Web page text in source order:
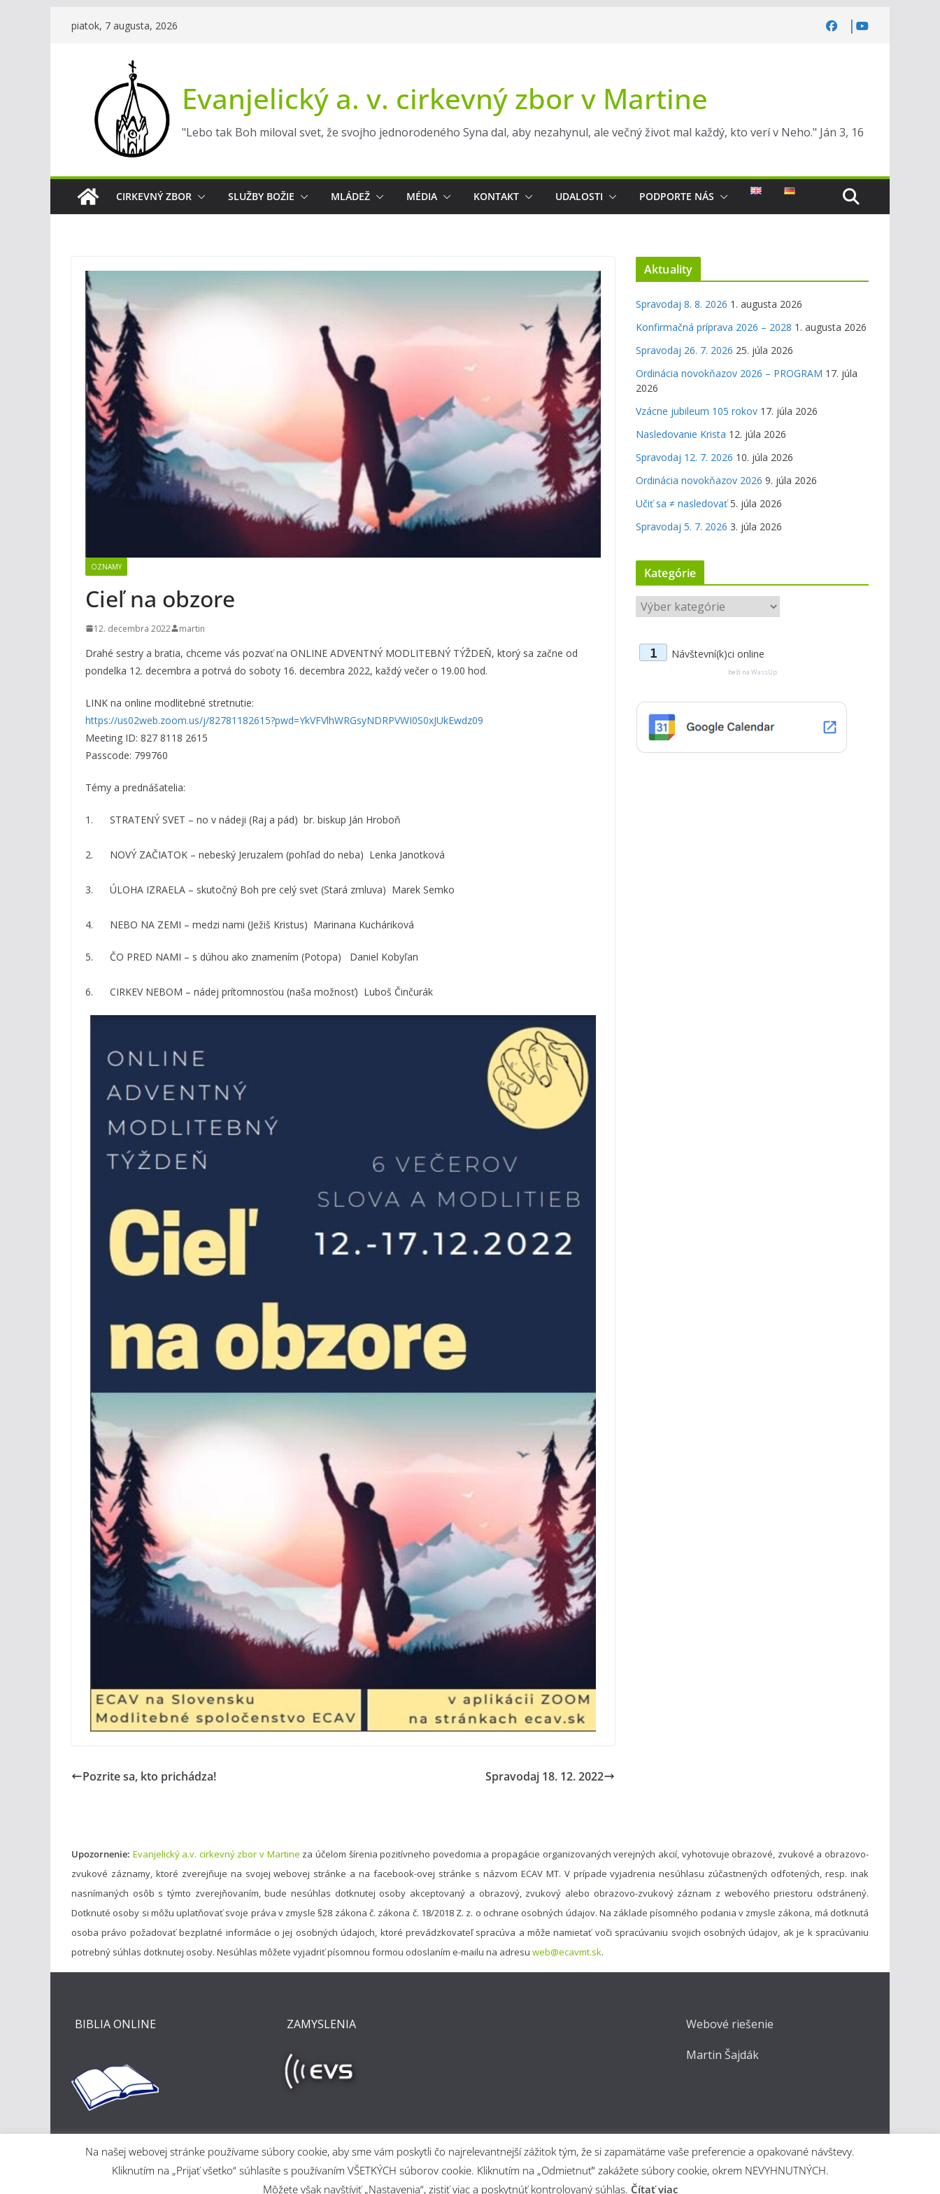
piatok, 7 augusta, 2026
Evanjelický a. v. cirkevný zbor v Martine
"Lebo tak Boh miloval svet, že svojho jednorodeného Syna dal, aby nezahynul, ale večný život mal každý, kto verí v Neho." Ján 3, 16
CIRKEVNÝ ZBOR SLUŽBY BOŽIE MLÁDEŽ MÉDIA KONTAKT UDALOSTI PODPORTE NÁS
OZNAMY
Cieľ na obzore
12. decembra 2022 martin
Drahé sestry a bratia, chceme vás pozvať na ONLINE ADVENTNÝ MODLITEBNÝ TÝŽDEŇ, ktorý sa začne od
pondelka 12. decembra a potrvá do soboty 16. decembra 2022, každý večer o 19.00 hod.
LINK na online modlitebné stretnutie:
https://us02web.zoom.us/j/82781182615?pwd=YkVFVlhWRGsyNDRPVWI0S0xJUkEwdz09
Meeting ID: 827 8118 2615
Passcode: 799760
Témy a prednášatelia:
1. STRATENÝ SVET – no v nádeji (Raj a pád) br. biskup Ján Hroboň
2. NOVÝ ZAČIATOK – nebeský Jeruzalem (pohľad do neba) Lenka Janotková
3. ÚLOHA IZRAELA – skutočný Boh pre celý svet (Stará zmluva) Marek Semko
4. NEBO NA ZEMI – medzi nami (Ježiš Kristus) Marinana Kucháriková
5. ČO PRED NAMI – s dúhou ako znamením (Potopa) Daniel Kobyľan
6. CIRKEV NEBOM – nádej prítomnosťou (naša možnosť) Luboš Činčurák
Pozrite sa, kto prichádza! Spravodaj 18. 12. 2022
Aktuality
Spravodaj 8. 8. 2026 1. augusta 2026
Konfirmačná príprava 2026 – 2028 1. augusta 2026
Spravodaj 26. 7. 2026 25. júla 2026
Ordinácia novokňazov 2026 – PROGRAM 17. júla
2026
Vzácne jubileum 105 rokov 17. júla 2026
Nasledovanie Krista 12. júla 2026
Spravodaj 12. 7. 2026 10. júla 2026
Ordinácia novokňazov 2026 9. júla 2026
Učiť sa ≠ nasledovať 5. júla 2026
Spravodaj 5. 7. 2026 3. júla 2026
Kategórie
K
a
e
r
e
1 Návštevní(k)ci online
beží na WassUp
Upozornenie: Evanjelický a.v. cirkevný zbor v Martine za účelom šírenia pozitívneho povedomia a propagácie organizovaných verejných akcií, vyhotovuje obrazové, zvukové a obrazovo-
zvukové záznamy, ktoré zverejňuje na svojej webovej stránke a na facebook-ovej stránke s názvom ECAV MT. V prípade vyjadrenia nesúhlasu zúčastnených odfotených, resp. inak
nasnímaných osôb s týmto zverejňovaním, bude nesúhlas dotknutej osoby akceptovaný a obrazový, zvukový alebo obrazovo-zvukový záznam z webového priestoru odstránený.
Dotknuté osoby si môžu uplatňovať svoje práva v zmysle §28 zákona č. zákona č. 18/2018 Z. z. o ochrane osobných údajov. Na základe písomného podania v zmysle zákona, má dotknutá
osoba právo požadovať bezplatné informácie o jej osobných údajoch, ktoré prevádzkovateľ spracúva a môže namietať voči spracúvaniu svojich osobných údajov, ak je k spracúvaniu
potrebný súhlas dotknutej osoby. Nesúhlas môžete vyjadriť písomnou formou odoslaním e-mailu na adresu web@ecavmt.sk.
BIBLIA ONLINE ZAMYSLENIA
Webové riešenie
Martin Šajdák
Na našej webovej stránke používame súbory cookie, aby sme vám poskytli čo najrelevantnejší zážitok tým, že si zapamätáme vaše preferencie a opakované návštevy.
Kliknutím na „Prijať všetko“ súhlasíte s používaním VŠETKÝCH súborov cookie. Kliknutím na „Odmietnuť“ zakážete súbory cookie, okrem NEVYHNUTNÝCH.
Môžete však navštíviť „Nastavenia“, zistiť viac a poskytnúť kontrolovaný súhlas. Čítať viac